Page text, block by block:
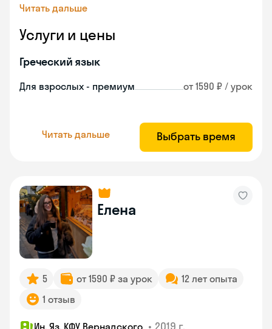
Читать дальше
Услуги и цены
Греческий язык
Для взрослых - премиум от 1590 ₽ / урок
Читать дальше Выбрать время
Елена
5 от 1590 ₽ за урок
12 лет опыта
1 отзыв
Ин. Яз. КФУ Вернадского